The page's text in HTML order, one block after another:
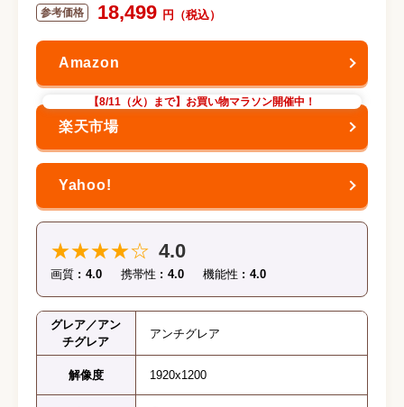
18,499
【8/11（火）まで】お買い物マラソン開催中！
★★★★☆ 4.0
画質 4.0 携帯性 4.0 機能性 4.0
グレア／アン
チグレア
アンチグレア
解像度 1920x1200